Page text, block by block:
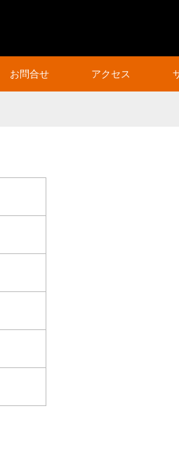
お問合せ アクセス